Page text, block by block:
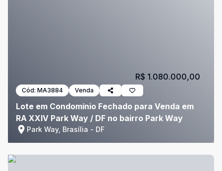
Cód: MA3884 Venda
Lote em Condomínio Fechado para Venda em
RA XXIV Park Way / DF no bairro Park Way
Park Way, Brasília - DF
R$ 1.080.000,00